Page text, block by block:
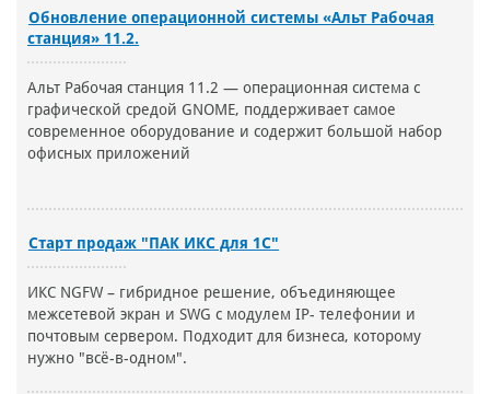
Обновление операционной системы «Альт Рабочая
станция» 11.2.
Альт Рабочая станция 11.2 — операционная система с
графической средой GNOME, поддерживает самое
современное оборудование и содержит большой набор
офисных приложений
Старт продаж "ПАК ИКС для 1С"
ИКС NGFW – гибридное решение, объединяющее
межсетевой экран и SWG с модулем IP- телефонии и
почтовым сервером. Подходит для бизнеса, которому
нужно "всё-в-одном".